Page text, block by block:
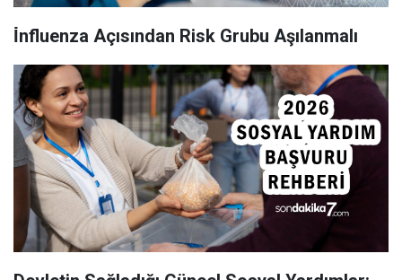
İ̇nfluenza Açısından Risk Grubu Aşılanmalı